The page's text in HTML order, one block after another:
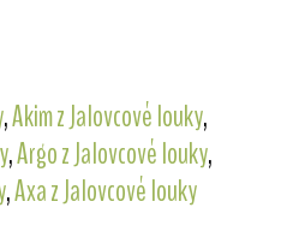
,Akim z Jalovcové louky,
,Argo z Jalovcové louky,
,Axa z Jalovcové louky